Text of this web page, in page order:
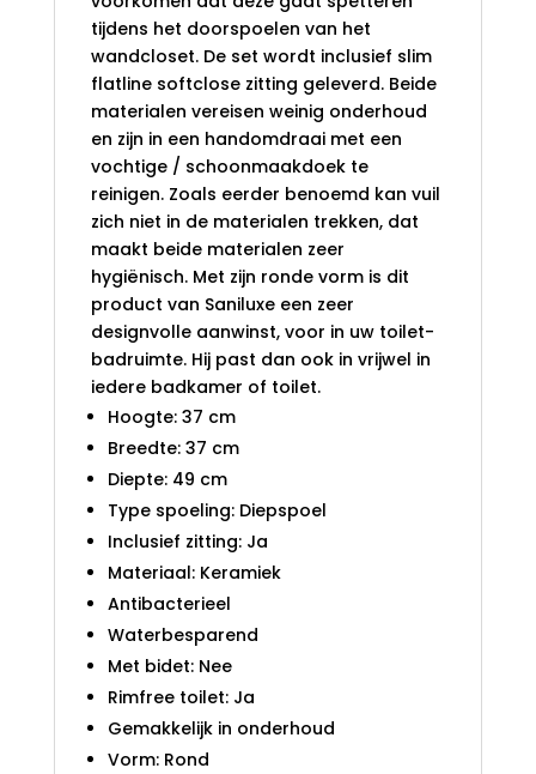
tijdens het doorspoelen van het
wandcloset. De set wordt inclusief slim
flatline softclose zitting geleverd. Beide
materialen vereisen weinig onderhoud
en zijn in een handomdraai met een
vochtige / schoonmaakdoek te
reinigen. Zoals eerder benoemd kan vuil
zich niet in de materialen trekken, dat
maakt beide materialen zeer
hygiënisch. Met zijn ronde vorm is dit
product van Saniluxe een zeer
designvolle aanwinst, voor in uw toilet-
badruimte. Hij past dan ook in vrijwel in
iedere badkamer of toilet.
Hoogte: 37 cm
Breedte: 37 cm
Diepte: 49 cm
Type spoeling: Diepspoel
Inclusief zitting: Ja
Materiaal: Keramiek
Antibacterieel
Waterbesparend
Met bidet: Nee
Rimfree toilet: Ja
Gemakkelijk in onderhoud
Vorm: Rond